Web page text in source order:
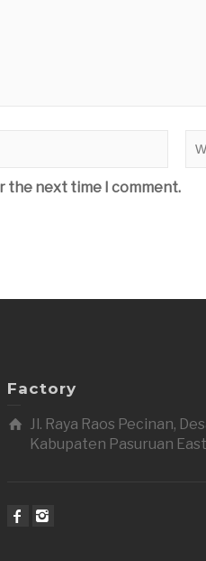
the next time I comment.
Factory
Jl. Raya Raos Pecinan,
Kabupaten Pasuruan